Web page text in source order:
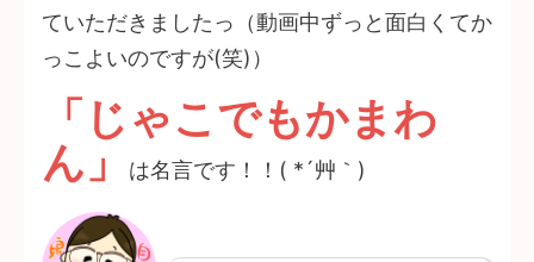
ていただきましたっ（動画中ずっと面白くてか
っこよいのですが(笑)）
「じゃこでもかまわ
ん」
は名言です！！( *´艸｀)